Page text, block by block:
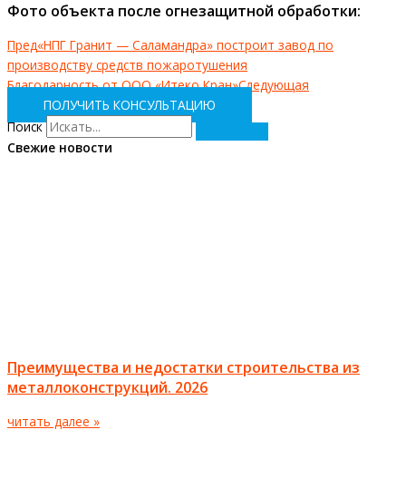
Фото объекта после огнезащитной обработки:
Пред«НПГ Гранит — Саламандра» построит завод по
производству средств пожаротушения
Благодарность от ООО «Итеко Кран»Следующая
ПОЛУЧИТЬ КОНСУЛЬТАЦИЮ
Поиск
Свежие новости
Преимущества и недостатки строительства из
металлоконструкций. 2026
читать далее »